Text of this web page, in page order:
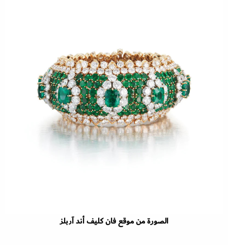
الصورة من موقع فان كليف أند آربلز